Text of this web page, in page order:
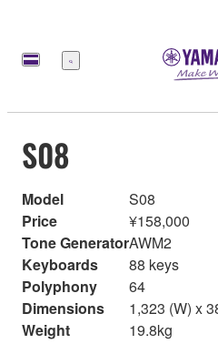
Menu
S08
Model
S08
Price
¥158,000
Tone GeneratorAWM2
Keyboards
88 keys
Polyphony
64
Dimensions
1,323 (W) x
Weight
19.8kg